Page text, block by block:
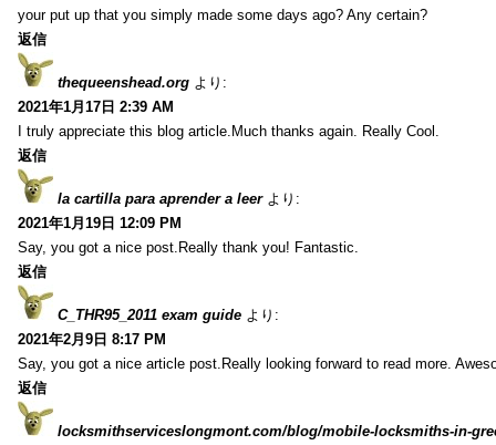
your put up that you simply made some days ago? Any certain?
返信
thequeenshead.org より:
2021年1月17日 2:39 AM
I truly appreciate this blog article.Much thanks again. Really Cool.
返信
la cartilla para aprender a leer より:
2021年1月19日 12:09 PM
Say, you got a nice post.Really thank you! Fantastic.
返信
C_THR95_2011 exam guide より:
2021年2月9日 8:17 PM
Say, you got a nice article post.Really looking forward to read more.
返信
locksmithserviceslongmont.com/blog/mobile-locksmiths-in-